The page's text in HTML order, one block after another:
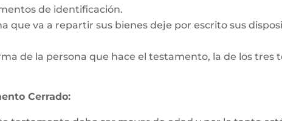
de identificación.
que va a repartir sus bienes deje por escrito sus
de la persona que hace el testamento, la de los tres
Cerrado: